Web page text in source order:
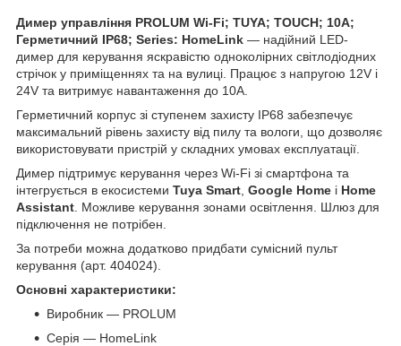
Димер управління PROLUM Wi-Fi; TUYA; TOUCH; 10A;
Герметичний IP68; Series: HomeLink — надійний LED-
димер для керування яскравістю одноколірних світлодіодних
стрічок у приміщеннях та на вулиці. Працює з напругою 12V і
24V та витримує навантаження до 10A.
Герметичний корпус зі ступенем захисту IP68 забезпечує
максимальний рівень захисту від пилу та вологи, що дозволяє
використовувати пристрій у складних умовах експлуатації.
Димер підтримує керування через Wi-Fi зі смартфона та
інтегрується в екосистеми Tuya Smart Google Home і Home
Assistant . Можливе керування зонами освітлення. Шлюз для
підключення не потрібен.
За потреби можна додатково придбати сумісний пульт
керування (арт. 404024).
Основні характеристики:
Виробник — PROLUM
Серія — HomeLink